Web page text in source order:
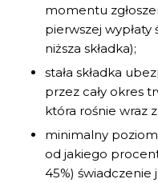
momentu
pierwszej wypłaty
niższa składka);
stała składka
przez cały okres
która rośnie wraz
minimalny
od jakiego
45%) świadczenie